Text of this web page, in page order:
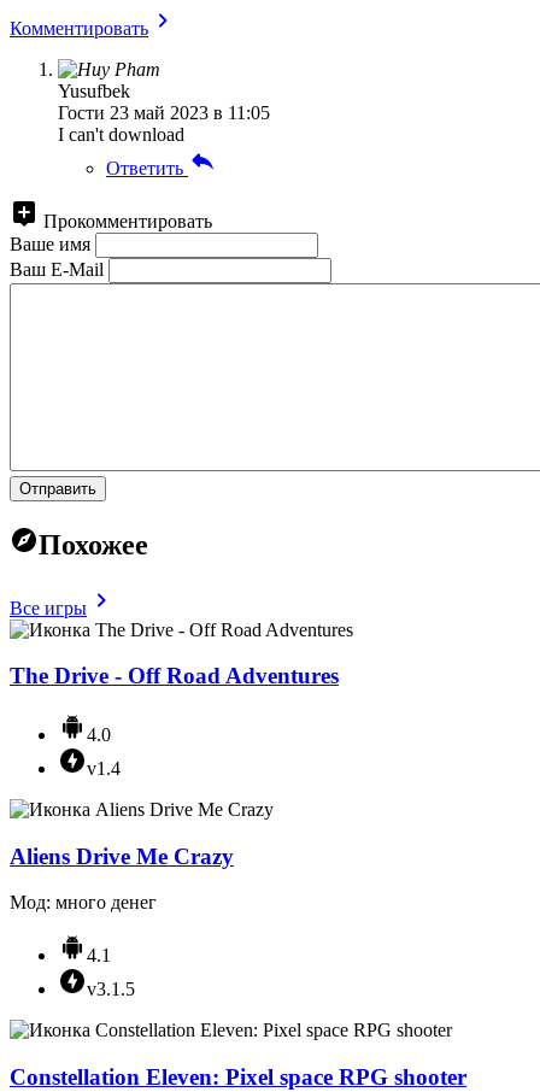
Комментировать
Yusufbek
Гости 23 май 2023 в 11:05
I can't download
Ответить
Прокомментировать
Ваше имя
Ваш E-Mail
Отправить
Похожее
Все игры
The Drive - Off Road Adventures
4.0
v1.4
Aliens Drive Me Crazy
Мод: много денег
4.1
v3.1.5
Constellation Eleven: Pixel space RPG shooter